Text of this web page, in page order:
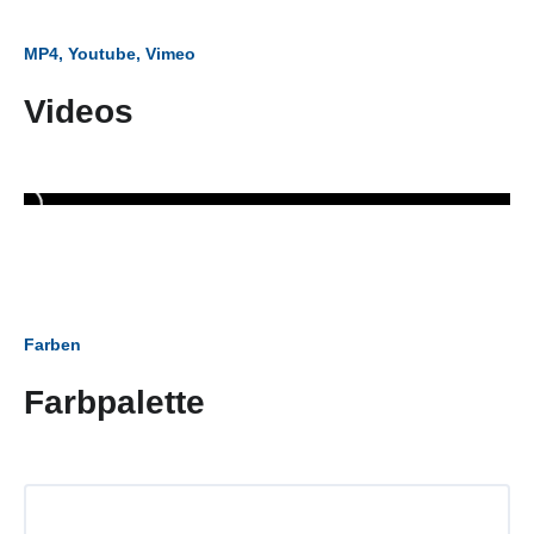
MP4, Youtube, Vimeo
Videos
Farben
Farbpalette